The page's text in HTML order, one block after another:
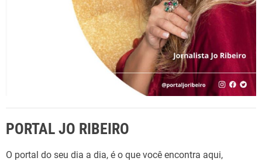
PORTAL JO RIBEIRO
O portal do seu dia a dia, é o que você encontra aqui,